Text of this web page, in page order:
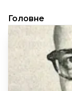
Головне